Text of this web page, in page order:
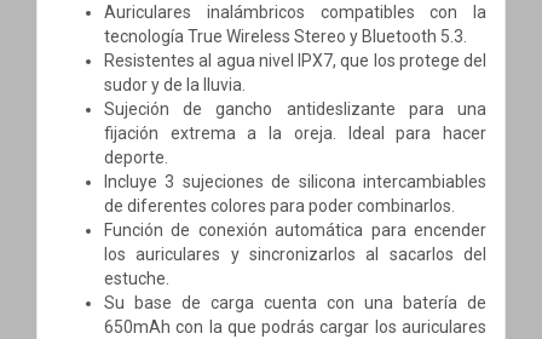
Auriculares inalámbricos compatibles con la
tecnología True Wireless Stereo y Bluetooth 5.3.
Resistentes al agua nivel IPX7, que los protege del
sudor y de la lluvia.
Sujeción de gancho antideslizante para una
fijación extrema a la oreja. Ideal para hacer
deporte.
Incluye 3 sujeciones de silicona intercambiables
de diferentes colores para poder combinarlos.
Función de conexión automática para encender
los auriculares y sincronizarlos al sacarlos del
estuche.
Su base de carga cuenta con una batería de
650mAh con la que podrás cargar los auriculares